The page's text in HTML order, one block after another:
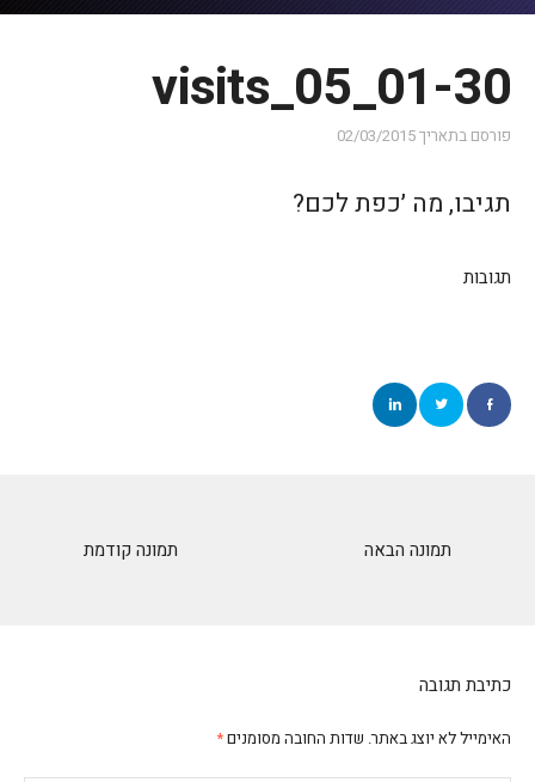
visits_05_01-30
פורסם בתאריך02/03/2015
תגיבו, מה ׳כפת לכם?
תגובות
תמונה קודמת תמונה הבאה
כתיבת תגובה
האימייל לא יוצג באתר. שדות החובה מסומנים*